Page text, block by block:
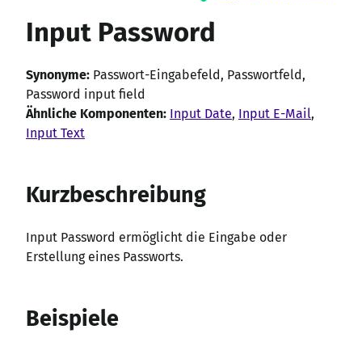
Input Password
Synonyme: Passwort-Eingabefeld, Passwortfeld,
Password input field
Ähnliche Komponenten: Input Date, Input E-Mail,
Input Text
Kurzbeschreibung
Input Password ermöglicht die Eingabe oder
Erstellung eines Passworts.
Beispiele